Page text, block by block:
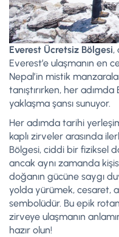
Everest Ücretsiz Bölgesi,
Everest’e ulaşmanın en
Nepal’in mistik
tanıştırırken, her
yaklaşma şansı sunuyor.
Her adımda tarihi
kaplı zirveler arasında
Bölgesi, ciddi bir fiziksel
ancak aynı zamanda
doğanın gücüne saygı
yolda yürümek, cesaret,
sembolüdür. Bu epik
zirveye ulaşmanın
hazır olun!